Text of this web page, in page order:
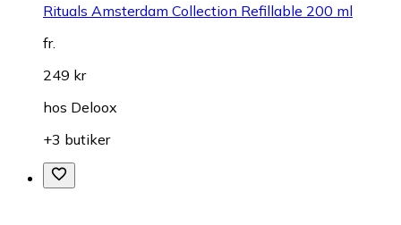
Rituals Amsterdam Collection Refillable 200 ml
fr.
249 kr
hos Deloox
+3 butiker